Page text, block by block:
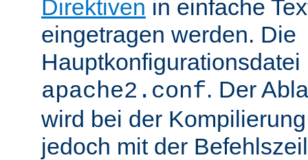
Direktiven in einfache
eingetragen werden. Die
apache2.conf. Der
wird bei der
jedoch mit der